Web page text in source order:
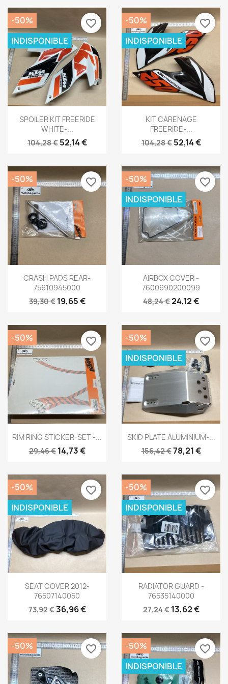
Aperçu rapide
SPOILER KIT FREERIDE
WHITE-...
104,28 € 52,14 €
-50%
INDISPONIBLE
favorite_border
Aperçu rapide
KIT CARENAGE
FREERIDE-...
104,28 € 52,14 €
-50%
INDISPONIBLE
favorite_border
Aperçu rapide
CRASH PADS REAR-
75610945000
39,30 € 19,65 €
-50% favorite_border
Aperçu rapide
AIRBOX COVER -
7600690200099
48,24 €24,12 €
-50%
INDISPONIBLE
favorite_border
Aperçu rapide
RIM RING STICKER-SET -...
29,46 € 14,73 €
-50% favorite_border
Aperçu rapide
SKID PLATE ALUMINIUM-...
156,42 €78,21 €
-50%
INDISPONIBLE
favorite_border
Aperçu rapide
SEAT COVER 2012-
76507140050
73,92 €36,96 €
-50%
INDISPONIBLE
favorite_border
Aperçu rapide
RADIATOR GUARD -
76535140000
27,24 € 13,62 €
-50%
INDISPONIBLE
favorite_border
-50% favorite_border
-50%
INDISPONIBLE
favorite_border